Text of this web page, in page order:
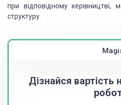
при відповідному керівництві,
структуру.
Дізнайся вартість